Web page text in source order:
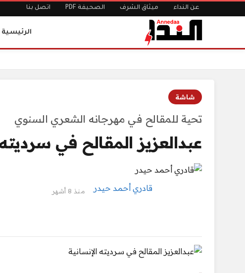
عن النداء ميثاق الشرف الصحيفة PDF اتصل بنا
الرئيسية
شاشة
تحية للمقالح في مهرجانه الشعري السنوي
عبدالعزيز المقالح في سرديته
قادري أحمد حيدر منذ 8 أشهر